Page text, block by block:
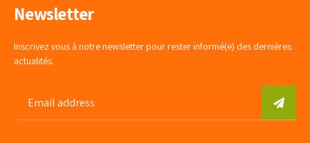
Newsletter
Inscrivez vous à notre newsletter pour rester informé(e) des dernières
actualités.